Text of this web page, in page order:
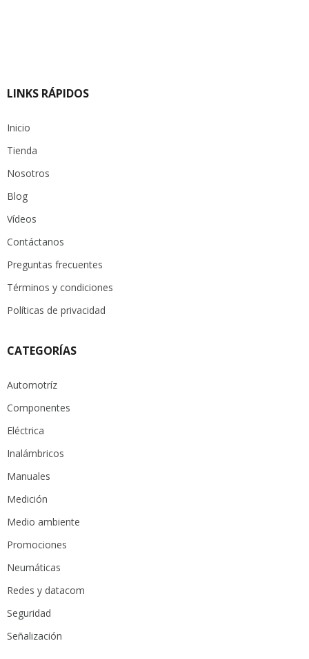
LINKS RÁPIDOS
Inicio
Tienda
Nosotros
Blog
Vídeos
Contáctanos
Preguntas frecuentes
Términos y condiciones
Políticas de privacidad
CATEGORÍAS
Automotríz
Componentes
Eléctrica
Inalámbricos
Manuales
Medición
Medio ambiente
Promociones
Neumáticas
Redes y datacom
Seguridad
Señalización